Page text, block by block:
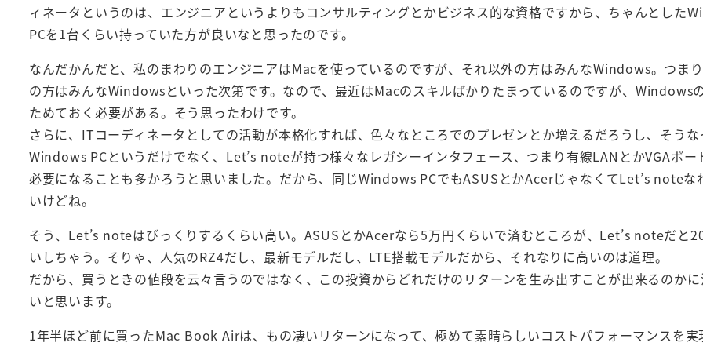
ィネータというのは、エンジニアというよりもコンサルティングとかビジネス的な資格ですから、ちゃんとした
PCを1台くらい持っていた方が良いなと思ったのです。
なんだかんだと、私のまわりのエンジニアはMacを使っているのですが、それ以外の方はみんなWindows。つま
の方はみんなWindowsといった次第です。なので、最近はMacのスキルばかりたまっているのですが、Windows
ためておく必要がある。そう思ったわけです。
さらに、ITコーディネータとしての活動が本格化すれば、色々なところでのプレゼンとか増えるだろうし、そう
Windows PCというだけでなく、Let’s noteが持つ様々なレガシーインタフェース、つまり有線LANとかVGAポー
必要になることも多かろうと思いました。だから、同じWindows PCでもASUSとかAcerじゃなくてLet’s noteな
いけどね。
そう、Let’s noteはびっくりするくらい高い。ASUSとかAcerなら5万円くらいで済むところが、Let’s noteだと
いしちゃう。そりゃ、人気のRZ4だし、最新モデルだし、LTE搭載モデルだから、それなりに高いのは道理。
だから、買うときの値段を云々言うのではなく、この投資からどれだけのリターンを生み出すことが出来るのか
いと思います。
1年半ほど前に買ったMac Book Airは、もの凄いリターンになって、極めて素晴らしいコストパフォーマンスを実